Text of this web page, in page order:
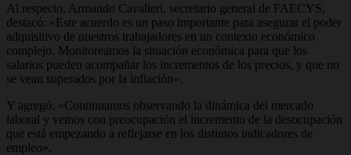
Al respecto, Armando Cavalieri, secretario general de FAECYS,
destacó: «Este acuerdo es un paso importante para asegurar el poder
adquisitivo de nuestros trabajadores en un contexto económico
complejo. Monitoreamos la situación económica para que los
salarios pueden acompañar los incrementos de los precios, y que no
se vean superados por la inflación».
Y agregó: «Continuamos observando la dinámica del mercado
laboral y vemos con preocupación el incremento de la desocupación
que está empezando a reflejarse en los distintos indicadores de
empleo».